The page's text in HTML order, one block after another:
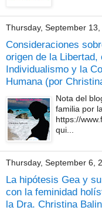
Thursday, September 13,
Consideraciones
origen de la Libertad,
Individualismo y la
Humana (por
Nota del
familia por
https://
qui...
Thursday, September 6,
La hipótesis Gea y
con la feminidad
la Dra. Christina